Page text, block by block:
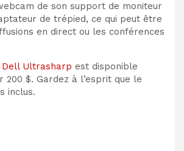
de son support de moniteur
de trépied, ce qui peut être
en direct ou les conférences
Dell Ultrasharp est disponible
200 $. Gardez à l’esprit que le
inclus.